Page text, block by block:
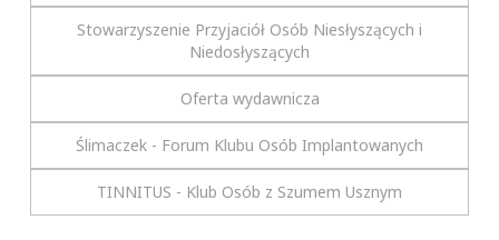
Stowarzyszenie Przyjaciół Osób Niesłyszących i
Niedosłyszących
Oferta wydawnicza
Ślimaczek - Forum Klubu Osób Implantowanych
TINNITUS - Klub Osób z Szumem Usznym